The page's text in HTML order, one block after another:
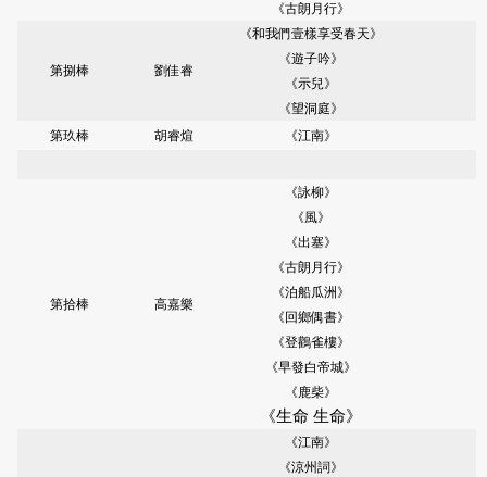
《古朗月行》
第捌棒 劉佳睿
《和我們壹樣享受春天》
《遊子吟》
《示兒》
《望洞庭》
第玖棒
胡睿煊 《江南》
第拾棒 高嘉樂
《詠柳》
《風》
《出塞》
《古朗月行》
《泊船瓜洲》
《回鄉偶書》
《登鸛雀樓》
《早發白帝城》
《鹿柴》
《生命 生命》
《江南》
《涼州詞》